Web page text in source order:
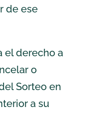
de ese
el derecho a
o
Sorteo en
a su